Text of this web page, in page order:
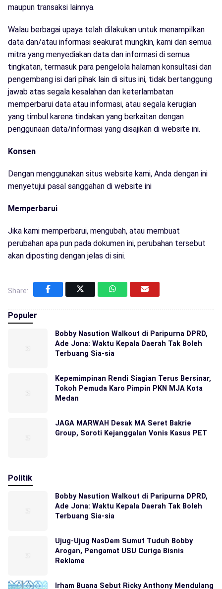
maupun transaksi lainnya.
Walau berbagai upaya telah dilakukan untuk menampilkan
data dan/atau informasi seakurat mungkin, kami dan semua
mitra yang menyediakan data dan informasi di semua
tingkatan, termasuk para pengelola halaman konsultasi dan
pengembang isi dari pihak lain di situs ini, tidak bertanggung
jawab atas segala kesalahan dan keterlambatan
memperbarui data atau informasi, atau segala kerugian
yang timbul karena tindakan yang berkaitan dengan
penggunaan data/informasi yang disajikan di website ini.
Konsen
Dengan menggunakan situs website kami, Anda dengan ini
menyetujui pasal sanggahan di website ini
Memperbarui
Jika kami memperbarui, mengubah, atau membuat
perubahan apa pun pada dokumen ini, perubahan tersebut
akan diposting dengan jelas di sini.
Share:
Populer
Bobby Nasution Walkout di Paripurna DPRD,
Ade Jona: Waktu Kepala Daerah Tak Boleh
Terbuang Sia-sia
Kepemimpinan Rendi Siagian Terus Bersinar,
Tokoh Pemuda Karo Pimpin PKN MJA Kota
Medan
JAGA MARWAH Desak MA Seret Bakrie
Group, Soroti Kejanggalan Vonis Kasus PET
Politik
Bobby Nasution Walkout di Paripurna DPRD,
Ade Jona: Waktu Kepala Daerah Tak Boleh
Terbuang Sia-sia
Ujug-Ujug NasDem Sumut Tuduh Bobby
Arogan, Pengamat USU Curiga Bisnis
Reklame
Irham Buana Sebut Ricky Anthony Mendulang